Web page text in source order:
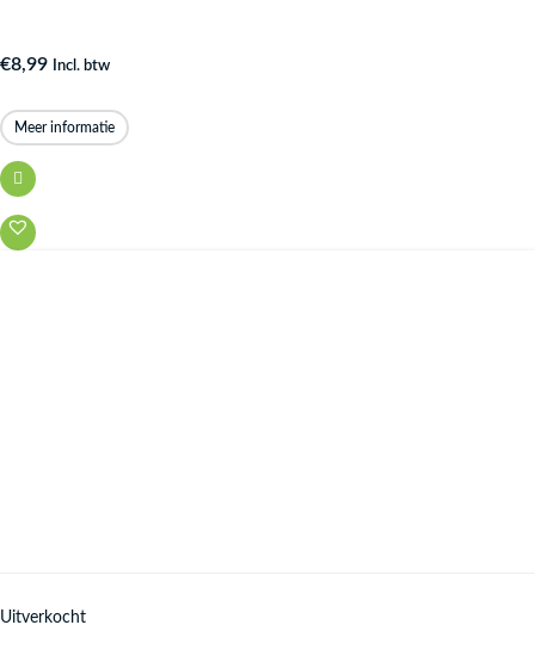
€8,99 Incl. btw
Meer informatie
Uitverkocht